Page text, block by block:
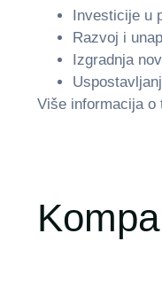
Investicije u
Razvoj i
Izgradnja
Više informacija o